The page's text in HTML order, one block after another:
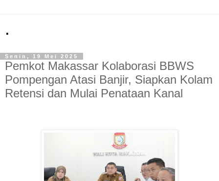
.
Senin, 19 Mei 2025
Pemkot Makassar Kolaborasi BBWS
Pompengan Atasi Banjir, Siapkan Kolam
Retensi dan Mulai Penataan Kanal